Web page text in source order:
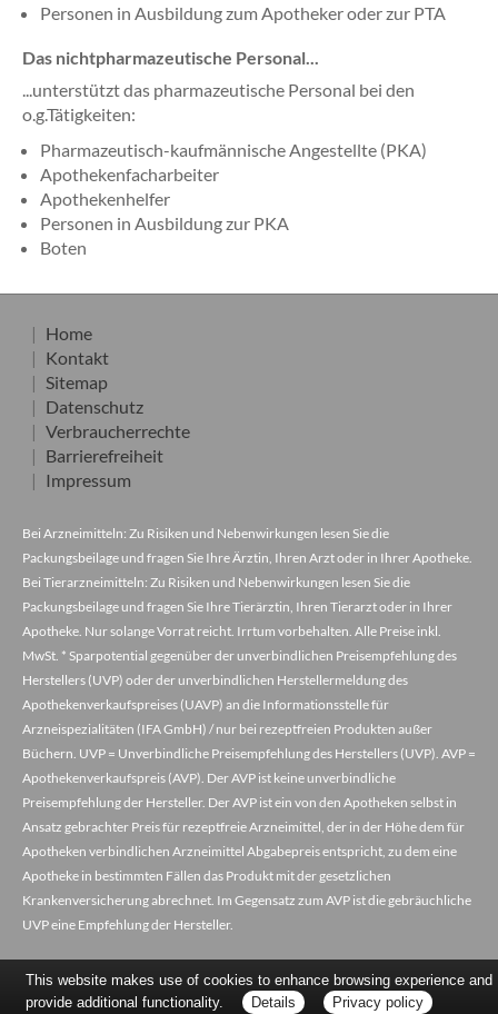
Personen in Ausbildung zum Apotheker oder zur PTA
Das nichtpharmazeutische Personal...
...unterstützt das pharmazeutische Personal bei den
o.g.Tätigkeiten:
Pharmazeutisch-kaufmännische Angestellte (PKA)
Apothekenfacharbeiter
Apothekenhelfer
Personen in Ausbildung zur PKA
Boten
Home
Kontakt
Sitemap
Datenschutz
Verbraucherrechte
Barrierefreiheit
Impressum
Bei Arzneimitteln: Zu Risiken und Nebenwirkungen lesen Sie die
Packungsbeilage und fragen Sie Ihre Ärztin, Ihren Arzt oder in Ihrer Apotheke.
Bei Tierarzneimitteln: Zu Risiken und Nebenwirkungen lesen Sie die
Packungsbeilage und fragen Sie Ihre Tierärztin, Ihren Tierarzt oder in Ihrer
Apotheke. Nur solange Vorrat reicht. Irrtum vorbehalten. Alle Preise inkl.
MwSt. * Sparpotential gegenüber der unverbindlichen Preisempfehlung des
Herstellers (UVP) oder der unverbindlichen Herstellermeldung des
Apothekenverkaufspreises (UAVP) an die Informationsstelle für
Arzneispezialitäten (IFA GmbH) / nur bei rezeptfreien Produkten außer
Büchern. UVP = Unverbindliche Preisempfehlung des Herstellers (UVP). AVP =
Apothekenverkaufspreis (AVP). Der AVP ist keine unverbindliche
Preisempfehlung der Hersteller. Der AVP ist ein von den Apotheken selbst in
Ansatz gebrachter Preis für rezeptfreie Arzneimittel, der in der Höhe dem für
Apotheken verbindlichen Arzneimittel Abgabepreis entspricht, zu dem eine
Apotheke in bestimmten Fällen das Produkt mit der gesetzlichen
Krankenversicherung abrechnet. Im Gegensatz zum AVP ist die gebräuchliche
UVP eine Empfehlung der Hersteller.
This website makes use of cookies to enhance browsing experience and
provide additional functionality.
Details Privacy policy